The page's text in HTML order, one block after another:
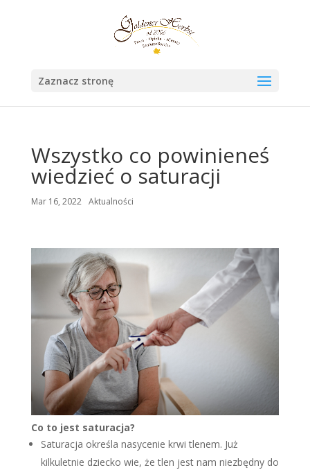
Zaznacz stronę
Wszystko co powinieneś
wiedzieć o saturacji
Mar 16, 2022 Aktualności
Co to jest saturacja?
Saturacja określa nasycenie krwi tlenem. Już
kilkuletnie dziecko wie, że tlen jest nam niezbędny do